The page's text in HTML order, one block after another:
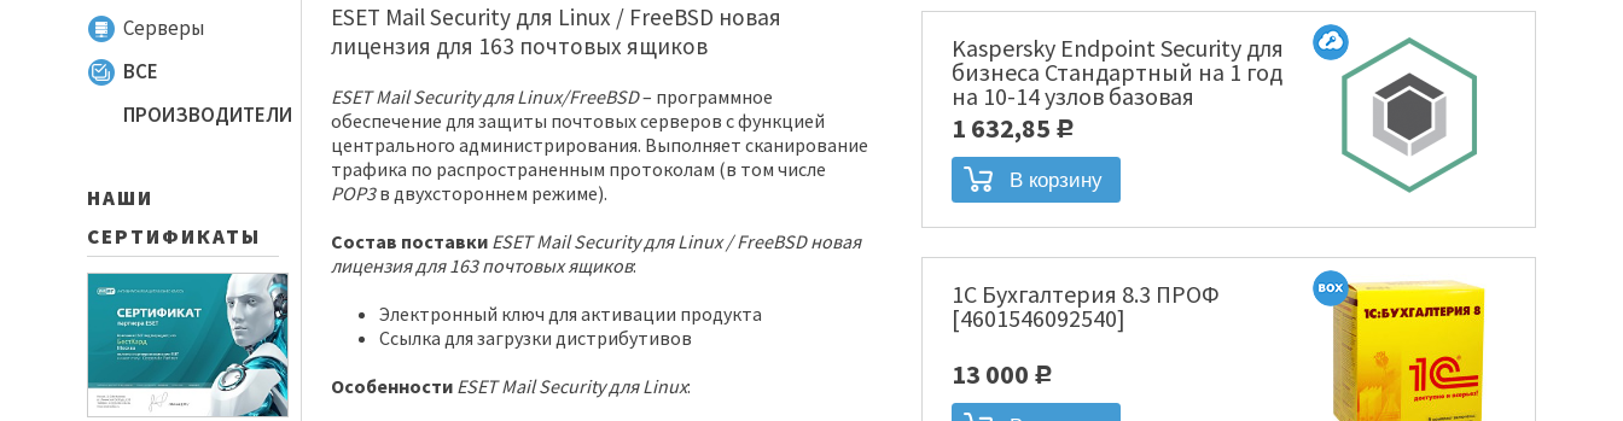
Серверы
ВСЕ
ПРОИЗВОДИТЕЛИ
НАШИ
СЕРТИФИКАТЫ
Kaspersky Endpoint Security для
бизнеса Стандартный на 1 год
на 10-14 узлов базовая
лицензия [KL4863RAKFS]
1 632,85 Р
1С Бухгалтерия 8.3 ПРОФ
[4601546092540]
13 000 Р
ESET Mail Security для Linux / FreeBSD новая
лицензия для 163 почтовых ящиков
ESET Mail Security для Linux/FreeBSD– программное
обеспечение для защиты почтовых серверов с функцией
центрального администрирования. Выполняет сканирование
трафика по распространенным протоколам (в том числе
POP3в двухстороннем режиме).
Состав поставки ESET Mail Security для Linux / FreeBSD новая
лицензия для 163 почтовых ящиков:
Электронный ключ для активации продукта
Ссылка для загрузки дистрибутивов
Особенности ESET Mail SecurityдляLinux: